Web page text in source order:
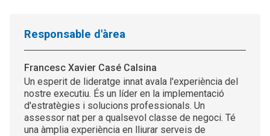
Responsable d'àrea
Francesc Xavier Casé Calsina
Un esperit de lideratge innat avala l'experiència del
nostre executiu. És un líder en la implementació
d'estratègies i solucions professionals. Un
assessor nat per a qualsevol classe de negoci. Té
una àmplia experiència en lliurar serveis de